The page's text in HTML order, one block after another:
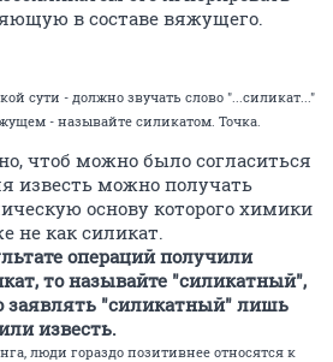
в составе вяжущего.
сути - должно звучать слово "...силикат..."
- называйте силикатом. Точка.
чтоб можно было согласиться
известь можно получать
основу которого химики
не как силикат.
операций получили
то называйте "силикатный",
заявлять "силикатный" лишь
известь.
люди гораздо позитивнее относятся к